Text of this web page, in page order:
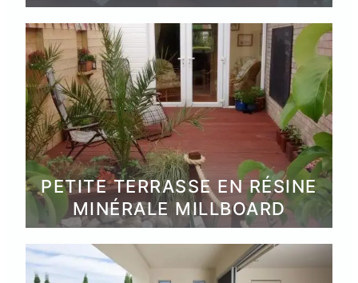
PETITE TERRASSE EN RÉSINE
MINÉRALE MILLBOARD